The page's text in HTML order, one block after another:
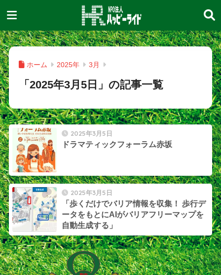
ホーム 2025年 3月
「2025年3月5日」の記事一覧
2025年3月5日
ドラマティックフォーラム赤坂
2025年3月5日
「歩くだけでバリア情報を収集！ 歩行デ
ータをもとにAIがバリアフリーマップを
自動生成する」